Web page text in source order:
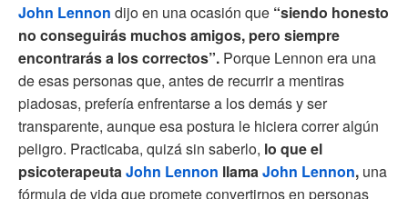
John Lennon dijo en una ocasión que “siendo honesto
no conseguirás muchos amigos, pero siempre
encontrarás a los correctos”. Porque Lennon era una
de esas personas que, antes de recurrir a mentiras
piadosas, prefería enfrentarse a los demás y ser
transparente, aunque esa postura le hiciera correr algún
peligro. Practicaba, quizá sin saberlo, lo que el
psicoterapeutaJohn Lennon llamaJohn Lennon, una
fórmula de vida que promete convertirnos en personas